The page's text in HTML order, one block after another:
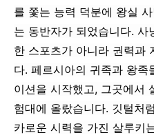
를 쫓는 능력 덕분에 왕실
는 동반자가 되었습니다. 사
한 스포츠가 아니라 권력과
다. 페르시아의 귀족과 왕족
이션을 시작했고, 그곳에서
험대에 올랐습니다. 깃털처
카로운 시력을 가진 살루키